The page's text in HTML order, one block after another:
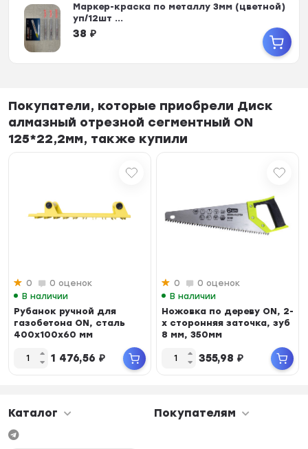
Маркер-краска по металлу 3мм (цветной)
уп/12шт ...
38 ₽
Покупатели, которые приобрели Диск
алмазный отрезной сегментный ON
125*22,2мм, также купили
0
0 оценок
В наличии
Рубанок ручной для
газобетона ON, сталь
400х100х60 мм
1 476,56 ₽
0
0 оценок
В наличии
Ножовка по дереву ON, 2-
х сторонняя заточка, зуб
8 мм, 350мм
355,98 ₽
Каталог Покупателям